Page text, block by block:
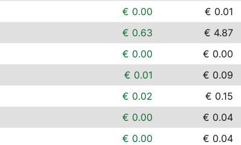
€ 0.00 € 0.01
€ 0.63 € 4.87
€ 0.00 € 0.00
€ 0.01 € 0.09
€ 0.02 € 0.15
€ 0.00 € 0.04
€ 0.00 € 0.04